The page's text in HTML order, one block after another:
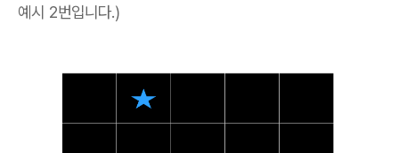
예시 2번입니다.)